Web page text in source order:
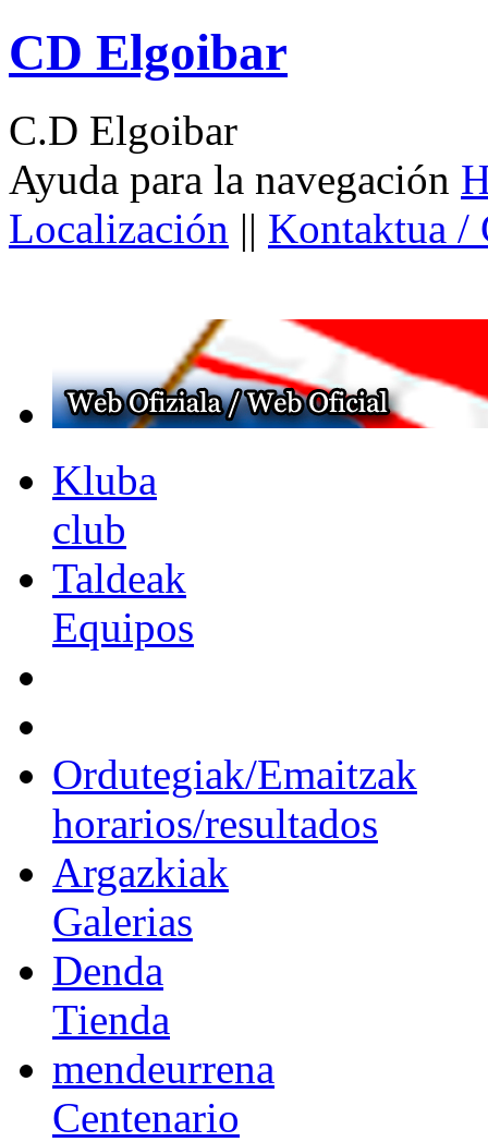
CD Elgoibar
C.D Elgoibar
Ayuda para la navegación
Localización || Kontaktua /
Kluba
club
Taldeak
Equipos
Ordutegiak/Emaitzak
horarios/resultados
Argazkiak
Galerias
Denda
Tienda
mendeurrena
Centenario